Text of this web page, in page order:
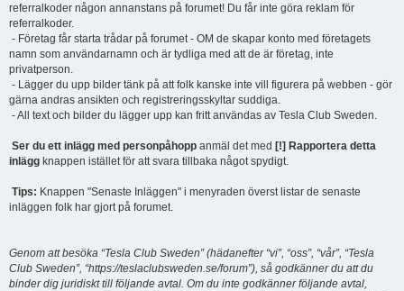
referralkoder någon annanstans på forumet! Du får inte göra reklam för
referralkoder.
- Företag får starta trådar på forumet - OM de skapar konto med företagets
namn som användarnamn och är tydliga med att de är företag, inte
privatperson.
- Lägger du upp bilder tänk på att folk kanske inte vill figurera på webben - gör
gärna andras ansikten och registreringsskyltar suddiga.
- All text och bilder du lägger upp kan fritt användas av Tesla Club Sweden.
Ser du ett inlägg med personpåhopp anmäl det med [!] Rapportera detta
inlägg knappen istället för att svara tillbaka något spydigt.
Tips: Knappen "Senaste Inläggen" i menyraden överst listar de senaste
inläggen folk har gjort på forumet.
Genom att besöka “Tesla Club Sweden” (hädanefter “vi”, “oss”, “vår”, “Tesla
Club Sweden”, “https://teslaclubsweden.se/forum”), så godkänner du att du
binder dig juridiskt till följande avtal. Om du inte godkänner följande avtal,